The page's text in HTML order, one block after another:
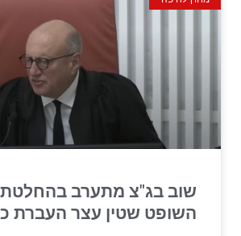
שוב בג"צ מתערב
השופט שטין עצר העברת